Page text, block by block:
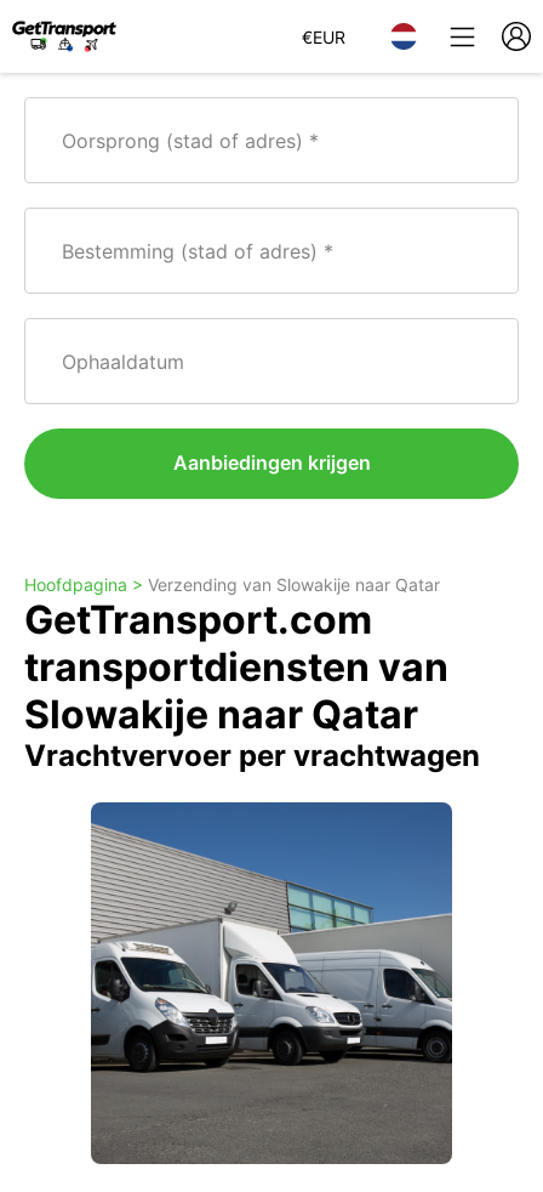
€EUR
Oorsprong (stad of adres)
Bestemming (stad of adres)
Ophaaldatum
Aanbiedingen krijgen
Hoofdpagina > Verzending van Slowakije naar Qatar
GetTransport.com
transportdiensten van
Slowakije naar Qatar
Vrachtvervoer per vrachtwagen